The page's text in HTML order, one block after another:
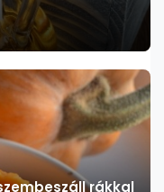
rákkal